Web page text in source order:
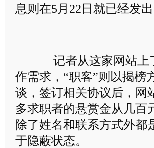
息则在5月22日就已经发出
记者从这家网站上
作需求，“职客”则以揭榜
谈，签订相关协议后，网
多求职者的悬赏金从几百
除了姓名和联系方式外都
于隐蔽状态。